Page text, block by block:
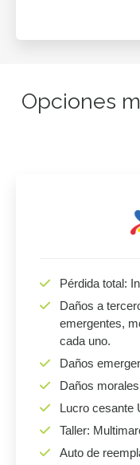
Opciones
Pérdida total:
Daños a
emergentes,
cada uno.
Daños
Daños
Lucro cesante
Taller:
Auto de